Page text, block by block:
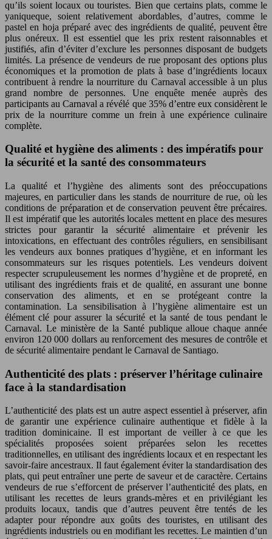
qu’ils soient locaux ou touristes. Bien que certains plats, comme le
yaniqueque, soient relativement abordables, d’autres, comme le
pastel en hoja préparé avec des ingrédients de qualité, peuvent être
plus onéreux. Il est essentiel que les prix restent raisonnables et
justifiés, afin d’éviter d’exclure les personnes disposant de budgets
limités. La présence de vendeurs de rue proposant des options plus
économiques et la promotion de plats à base d’ingrédients locaux
contribuent à rendre la nourriture du Carnaval accessible à un plus
grand nombre de personnes. Une enquête menée auprès des
participants au Carnaval a révélé que 35% d’entre eux considèrent le
prix de la nourriture comme un frein à une expérience culinaire
complète.
Qualité et hygiène des aliments : des impératifs pour
la sécurité et la santé des consommateurs
La qualité et l’hygiène des aliments sont des préoccupations
majeures, en particulier dans les stands de nourriture de rue, où les
conditions de préparation et de conservation peuvent être précaires.
Il est impératif que les autorités locales mettent en place des mesures
strictes pour garantir la sécurité alimentaire et prévenir les
intoxications, en effectuant des contrôles réguliers, en sensibilisant
les vendeurs aux bonnes pratiques d’hygiène, et en informant les
consommateurs sur les risques potentiels. Les vendeurs doivent
respecter scrupuleusement les normes d’hygiène et de propreté, en
utilisant des ingrédients frais et de qualité, en assurant une bonne
conservation des aliments, et en se protégeant contre la
contamination. La sensibilisation à l’hygiène alimentaire est un
élément clé pour assurer la sécurité et la santé de tous pendant le
Carnaval. Le ministère de la Santé publique alloue chaque année
environ 120 000 dollars au renforcement des mesures de contrôle et
de sécurité alimentaire pendant le Carnaval de Santiago.
Authenticité des plats : préserver l’héritage culinaire
face à la standardisation
L’authenticité des plats est un autre aspect essentiel à préserver, afin
de garantir une expérience culinaire authentique et fidèle à la
tradition dominicaine. Il est important de veiller à ce que les
spécialités proposées soient préparées selon les recettes
traditionnelles, en utilisant des ingrédients locaux et en respectant les
savoir-faire ancestraux. Il faut également éviter la standardisation des
plats, qui peut entraîner une perte de saveur et de caractère. Certains
vendeurs de rue s’efforcent de préserver l’authenticité des plats, en
utilisant les recettes de leurs grands-mères et en privilégiant les
produits locaux, tandis que d’autres peuvent être tentés de les
adapter pour répondre aux goûts des touristes, en utilisant des
ingrédients industriels ou en modifiant les recettes. Le maintien d’un